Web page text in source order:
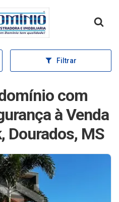
Filtrar
com
à Venda
Dourados, MS